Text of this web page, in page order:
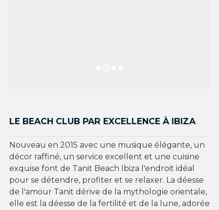
LE BEACH CLUB PAR EXCELLENCE À IBIZA
Nouveau en 2015 avec une musique élégante, un
décor raffiné, un service excellent et une cuisine
exquise font de Tanit Beach Ibiza l'endroit idéal
pour se détendre, profiter et se relaxer. La déesse
de l'amour Tanit dérive de la mythologie orientale,
elle est la déesse de la fertilité et de la lune, adorée